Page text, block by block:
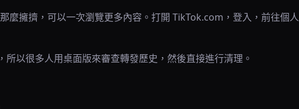
麼擁擠，可以一次瀏覽更多內容。打開 TikTok.com，登入，前往個人
以很多人用桌面版來審查轉發歷史，然後直接進行清理。